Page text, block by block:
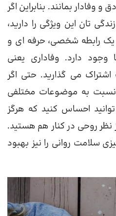
وفادار بمانند. بنابراین اگر
تان این ویژگی را دارید،
رابطه شخصی، حرفه ای و
دارد. وفاداری یعنی
می گذارید. حتی اگر
نسبت به موضوعات مختلفی
احساس کنید که هرگز
نظر روحی در کنار هم هستید.
سلامت روانی را نیز بهبود